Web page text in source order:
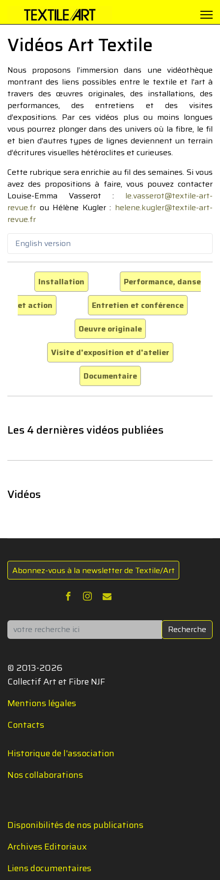
Vidéos Art Textile
Nous proposons l’immersion dans une vidéothèque
montrant des liens possibles entre le textile et l’art à
travers des œuvres originales, des installations, des
performances, des entretiens et des visites
d’expositions. Par ces vidéos plus ou moins longues
vous pourrez plonger dans des univers où la fibre, le fil
et bien d’autres types de lignes deviennent un terrain
d’écritures visuelles hétéroclites et curieuses.
Cette rubrique sera enrichie au fil des semaines. Si vous
avez des propositions à faire, vous pouvez contacter
Louise-Emma Vasserot : le.vasserot@textile-art-
revue.fr ou Hélène Kugler : helene.kugler@textile-art-
revue.fr
English version
Installation
Performance, danse
et action
Entretien et conférence
Oeuvre originale
Visite d'exposition et d'atelier
Documentaire
Les 4 dernières vidéos publiées
Vidéos
Abonnez-vous à la newsletter de Textile/Art
Rechercher Recherche
© 2013-2026
Collectif Art et Fibre NJF
Mentions légales
Contacts
Historique de l'association
Nos collaborations
Disponibilités de nos publications
Archives Editoriaux
Liens documentaires